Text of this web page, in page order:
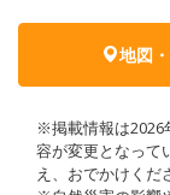
地図
※掲載情報は2026
容が変更となって
え、おでかけくだ